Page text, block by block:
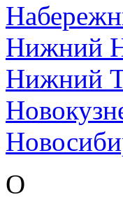
Нижний
Нижний
О